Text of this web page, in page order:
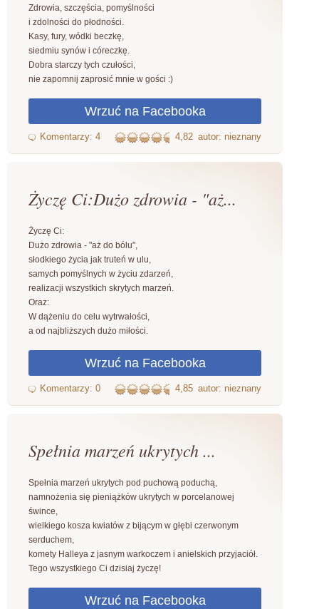
Zdrowia, szczęścia, pomyślności
i zdolności do płodności.
Kasy, fury, wódki beczkę,
siedmiu synów i córeczkę.
Dobra starczy tych czułości,
nie zapomnij zaprosić mnie w gości :)
4,82 autor: nieznany
Życzę Ci:Dużo zdrowia - "aż...
Życzę Ci:
Dużo zdrowia - "aż do bólu",
słodkiego życia jak truteń w ulu,
samych pomyślnych w życiu zdarzeń,
realizacji wszystkich skrytych marzeń.
Oraz:
W dążeniu do celu wytrwałości,
a od najbliższych dużo miłości.
4,85 autor: nieznany
Spełnia marzeń ukrytych ...
Spełnia marzeń ukrytych pod puchową poduchą,
namnożenia się pieniążków ukrytych w porcelanowej
śwince,
wielkiego kosza kwiatów z bijącym w głębi czerwonym
serduchem,
komety Halleya z jasnym warkoczem i anielskich przyjaciół.
Tego wszystkiego Ci dzisiaj życzę!